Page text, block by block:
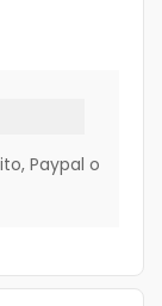
Paypal o